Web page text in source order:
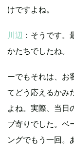
けですよね。
川辺 ：そうです
かたちでしたね。
ーでもそれは、お
てどう応えるかみ
よね。実際、当日
ブ寄りでした。ベ
ングでもう一回。